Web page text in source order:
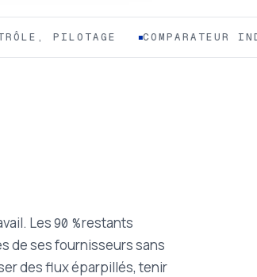
PILOTAGE COMPARATEUR
Les90 %restants
de ses fournisseurs sans
des flux éparpillés, tenir